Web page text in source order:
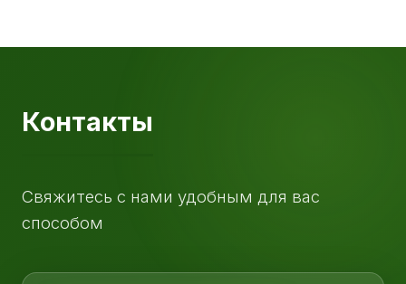
Контакты
Свяжитесь с нами удобным для вас
способом